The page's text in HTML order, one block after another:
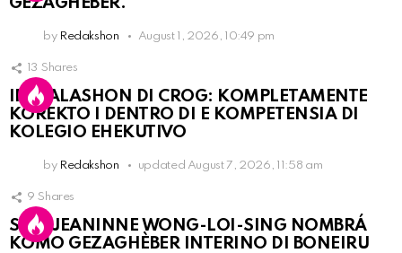
by Redakshon August 1, 2026, 10:49 pm
13 Shares
INSTALASHON DI CROG: KOMPLETAMENTE
KOREKTO I DENTRO DI E KOMPETENSIA DI
KOLEGIO EHEKUTIVO
by Redakshon updated August 7, 2026, 11:58 am
9 Shares
SRA. JEANINNE WONG-LOI-SING NOMBRÁ
KOMO GEZAGHÈBER INTERINO DI BONEIRU